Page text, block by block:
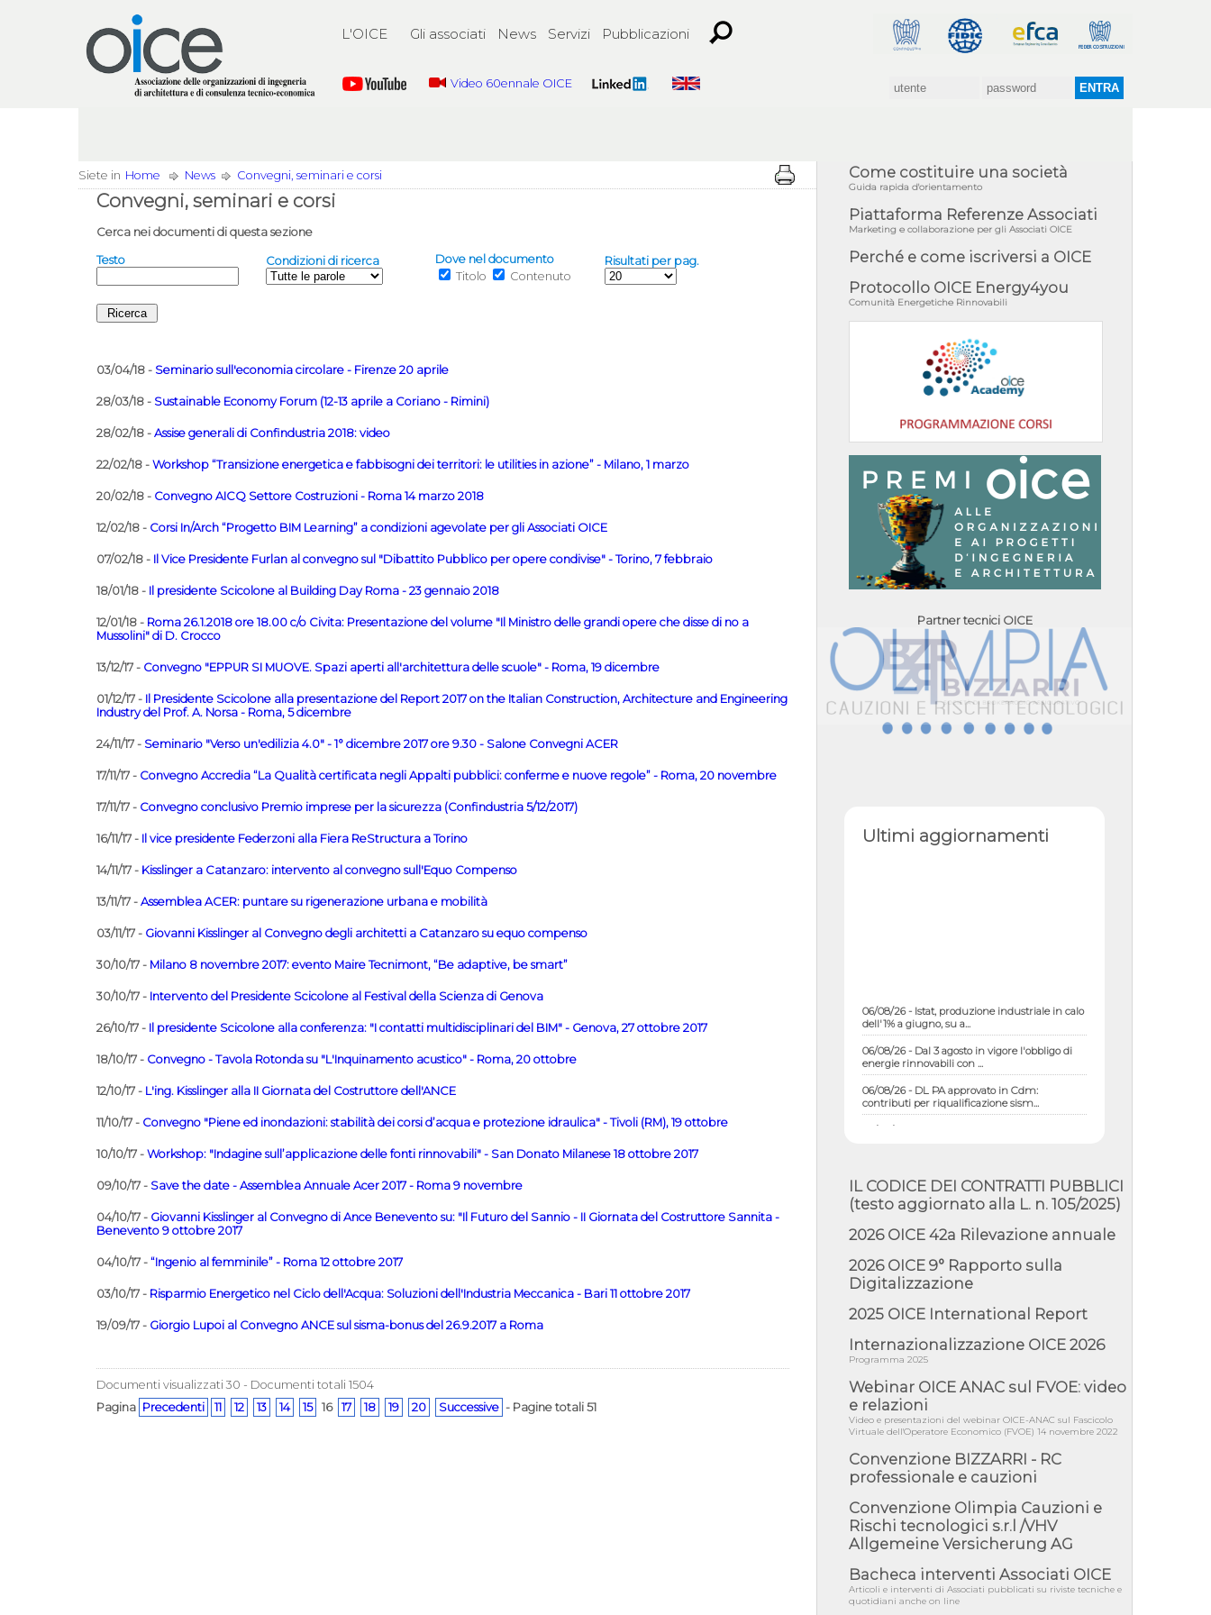
L'OICE Gli associati News Servizi Pubblicazioni
Video 60ennale OICE
Siete in Home News Convegni, seminari e corsi
Convegni, seminari e corsi
Cerca nei documenti di questa sezione
Testo Condizioni di ricerca
Dove nel documento
Titolo
Contenuto
Risultati per pag.
03/04/18 - Seminario sull'economia circolare - Firenze 20 aprile
28/03/18 - Sustainable Economy Forum (12-13 aprile a Coriano - Rimini)
28/02/18 - Assise generali di Confindustria 2018: video
22/02/18 - Workshop “Transizione energetica e fabbisogni dei territori: le utilities in azione” - Milano, 1 marzo
20/02/18 - Convegno AICQ Settore Costruzioni - Roma 14 marzo 2018
12/02/18 - Corsi In/Arch “Progetto BIM Learning” a condizioni agevolate per gli Associati OICE
07/02/18 - Il Vice Presidente Furlan al convegno sul "Dibattito Pubblico per opere condivise" - Torino, 7 febbraio
18/01/18 - Il presidente Scicolone al Building Day Roma - 23 gennaio 2018
12/01/18 - Roma 26.1.2018 ore 18.00 c/o Civita: Presentazione del volume "Il Ministro delle grandi opere che disse di no a
Mussolini" di D. Crocco
13/12/17 - Convegno "EPPUR SI MUOVE. Spazi aperti all'architettura delle scuole" - Roma, 19 dicembre
01/12/17 - Il Presidente Scicolone alla presentazione del Report 2017 on the Italian Construction, Architecture and Engineering
Industry del Prof. A. Norsa - Roma, 5 dicembre
24/11/17 - Seminario "Verso un'edilizia 4.0" - 1° dicembre 2017 ore 9.30 - Salone Convegni ACER
17/11/17 - Convegno Accredia “La Qualità certificata negli Appalti pubblici: conferme e nuove regole” - Roma, 20 novembre
17/11/17 - Convegno conclusivo Premio imprese per la sicurezza (Confindustria 5/12/2017)
16/11/17 - Il vice presidente Federzoni alla Fiera ReStructura a Torino
14/11/17 - Kisslinger a Catanzaro: intervento al convegno sull'Equo Compenso
13/11/17 - Assemblea ACER: puntare su rigenerazione urbana e mobilità
03/11/17 - Giovanni Kisslinger al Convegno degli architetti a Catanzaro su equo compenso
30/10/17 - Milano 8 novembre 2017: evento Maire Tecnimont, “Be adaptive, be smart”
30/10/17 - Intervento del Presidente Scicolone al Festival della Scienza di Genova
26/10/17 - Il presidente Scicolone alla conferenza: "I contatti multidisciplinari del BIM" - Genova, 27 ottobre 2017
18/10/17 - Convegno - Tavola Rotonda su "L'Inquinamento acustico" - Roma, 20 ottobre
12/10/17 - L'ing. Kisslinger alla II Giornata del Costruttore dell'ANCE
11/10/17 - Convegno "Piene ed inondazioni: stabilità dei corsi d’acqua e protezione idraulica" - Tivoli (RM), 19 ottobre
10/10/17 - Workshop: "Indagine sull’applicazione delle fonti rinnovabili" - San Donato Milanese 18 ottobre 2017
09/10/17 - Save the date - Assemblea Annuale Acer 2017 - Roma 9 novembre
04/10/17 - Giovanni Kisslinger al Convegno di Ance Benevento su: "Il Futuro del Sannio - II Giornata del Costruttore Sannita -
Benevento 9 ottobre 2017
04/10/17 - “Ingenio al femminile” - Roma 12 ottobre 2017
03/10/17 - Risparmio Energetico nel Ciclo dell'Acqua: Soluzioni dell'Industria Meccanica - Bari 11 ottobre 2017
19/09/17 - Giorgio Lupoi al Convegno ANCE sul sisma-bonus del 26.9.2017 a Roma
Documenti visualizzati 30 - Documenti totali 1504
Pagina Precedenti 11 12 13 14 15 16 17 18 19 20 Successive - Pagine totali 51
Come costituire una società
Guida rapida d'orientamento
Piattaforma Referenze Associati
Marketing e collaborazione per gli Associati OICE
Perché e come iscriversi a OICE
Protocollo OICE Energy4you
Comunità Energetiche Rinnovabili
Partner tecnici OICE
Ultimi aggiornamenti
dell'1% a giugno, su a...
energie rinnovabili con ...
contributi per riqualificazione sism...
05/08/26 - DL Infrastrutture e PNRR è legge:
approvata oggi la fiducia...
05/08/26 - Focus OICE sul DDL di riforma
05/08/26 - Anac: pubblicata la Relazione
illustrativa al Bando tipo 2 s...
05/08/26 - SAVE THE DATE: Assemblea
05/08/26 - Successo OICE per il bando della
05/08/26 - Lettera OICE per il bando della
Giunta Regionale della Campa...
04/08/26 - DL PA: previste cancellazioni da
elenchi professionisti per ...
04/08/26 - International Sustainable
04/08/26 - CdS, project financing: progetto di
fattibilità da impugnar...
04/08/26 - Rapporto Anac corruzione 2020-
2026: procedimenti penali per ...
04/08/26 - CdS: partecipazione alla gara non
equivale ad acquiescenza r...
IL CODICE DEI CONTRATTI PUBBLICI
(testo aggiornato alla L. n. 105/2025)
2026 OICE 42a Rilevazione annuale
2026 OICE 9° Rapporto sulla
Digitalizzazione
2025 OICE International Report
Internazionalizzazione OICE 2026
Programma 2025
Webinar OICE ANAC sul FVOE: video
e relazioni
Video e presentazioni del webinar OICE-ANAC sul Fascicolo
Virtuale dell'Operatore Economico (FVOE) 14 novembre 2022
Convenzione BIZZARRI - RC
professionale e cauzioni
Convenzione Olimpia Cauzioni e
Rischi tecnologici s.r.l /VHV
Allgemeine Versicherung AG
Bacheca interventi Associati OICE
Articoli e interventi di Associati pubblicati su riviste tecniche e
quotidiani anche on line